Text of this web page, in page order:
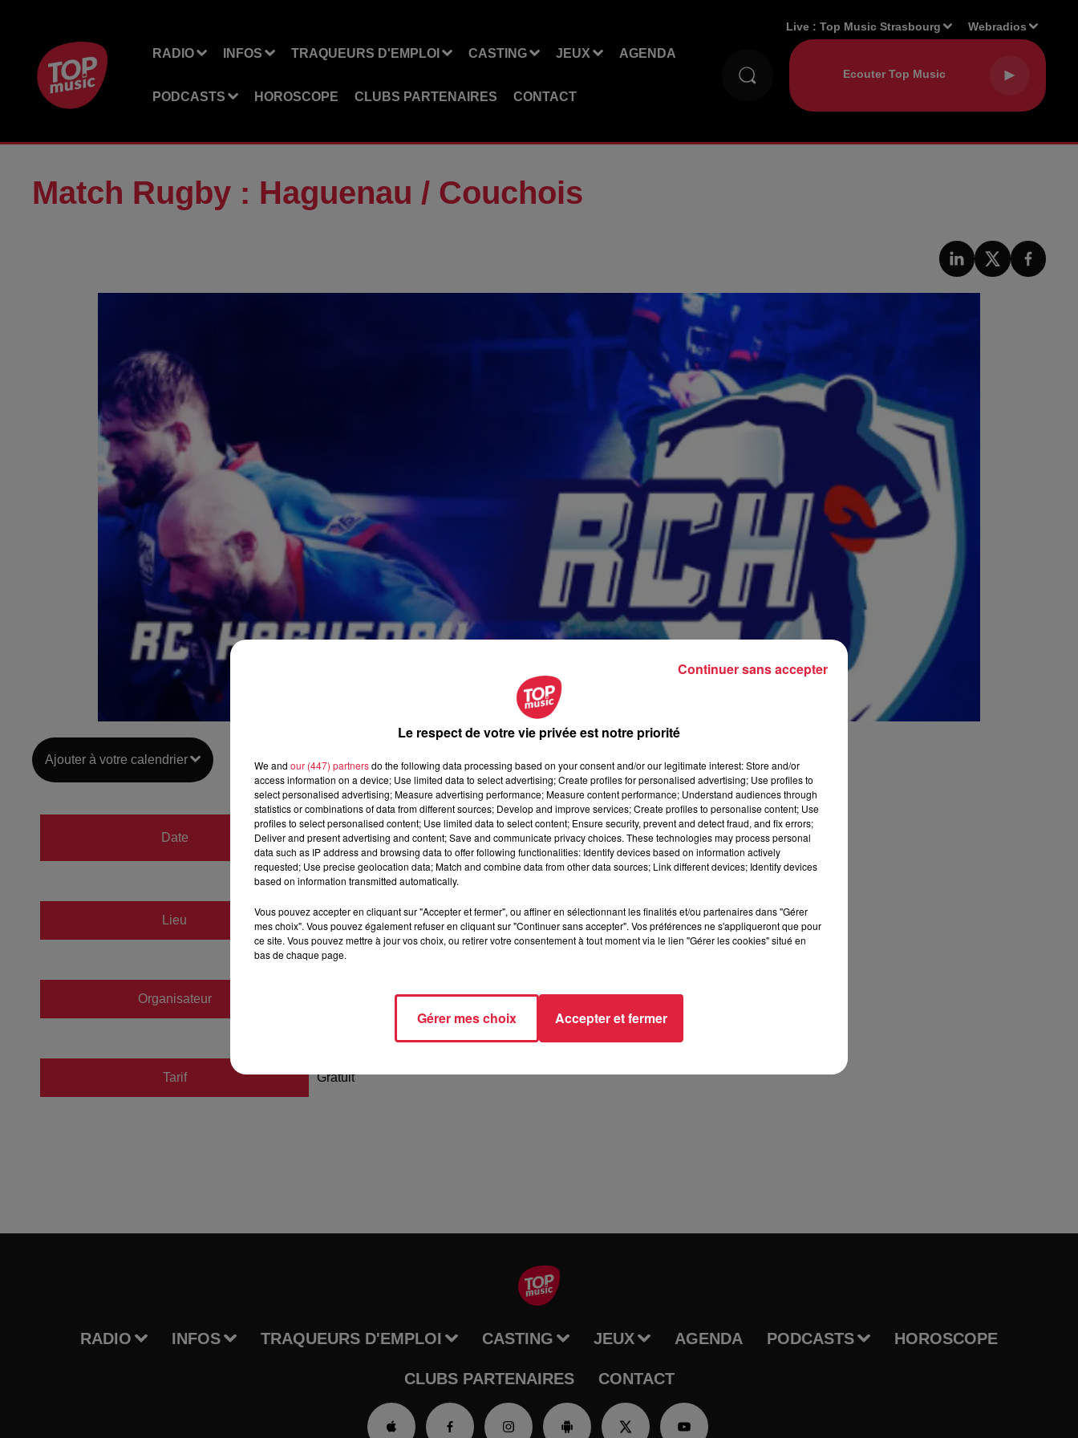
RADIO INFOS TRAQUEURS D'EMPLOI CASTING JEUX AGENDA
PODCASTS HOROSCOPE CLUBS PARTENAIRES CONTACT
Live :Top Music Strasbourg Webradios
Match Rugby : Haguenau / Couchois
Ajouter à votre calendrier
Date
du20 décembre 2020 à 0h00
au20 décembre 2020 à 0h00
Lieu Parc des Sports - HAGUENAU (67)
Organisateur https://www.facebook.com/haguenaurugby/?ref=page_internal
Tarif Gratuit
RADIO INFOS TRAQUEURS D'EMPLOI CASTING JEUX AGENDA PODCASTS HOROSCOPE
CLUBS PARTENAIRES CONTACT
Le respect de votre vie privée est notre priorité
We and our (447) partnersdo the following data processing based on your consent and/or our legitimate interest: Store and/or
access information on a device; Use limited data to select advertising; Create profiles for personalised advertising; Use profiles to
select personalised advertising; Measure advertising performance; Measure content performance; Understand audiences through
statistics or combinations of data from different sources; Develop and improve services; Create profiles to personalise content; Use
profiles to select personalised content; Use limited data to select content; Ensure security, prevent and detect fraud, and fix errors;
Deliver and present advertising and content; Save and communicate privacy choices. These technologies may process personal
data such as IP address and browsing data to offer following functionalities: Identify devices based on information actively
requested; Use precise geolocation data; Match and combine data from other data sources; Link different devices; Identify devices
based on information transmitted automatically.
Vous pouvez accepter en cliquant sur "Accepter et fermer", ou affiner en sélectionnant les finalités et/ou partenaires dans "Gérer
mes choix". Vous pouvez également refuser en cliquant sur "Continuer sans accepter". Vos préférences ne s'appliqueront que pour
ce site. Vous pouvez mettre à jour vos choix, ou retirer votre consentement à tout moment via le lien "Gérer les cookies" situé en
bas de chaque page.
Gérer mes choix Accepter et fermer
Continuer sans accepter